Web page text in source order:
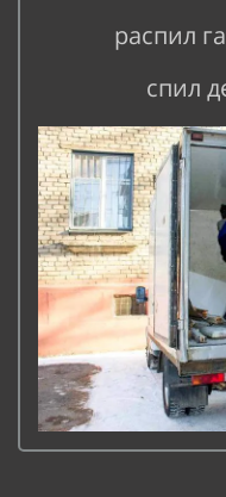
распил
спил